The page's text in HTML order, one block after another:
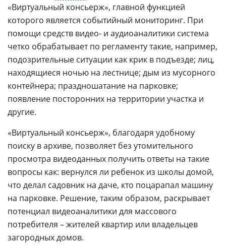
«Виртуальный консьерж», главной функцией
которого является событийный мониторинг. При
помощи средств видео- и аудиоаналитики система
четко обрабатывает по регламенту такие, например,
подозрительные ситуации как крик в подъезде; лиц,
находящиеся ночью на лестнице; дым из мусорного
контейнера; праздношатание на парковке;
появление посторонних на территории участка и
другие.
«Виртуальный консьерж», благодаря удобному
поиску в архиве, позволяет без утомительного
просмотра видеоданных получить ответы на такие
вопросы как: вернулся ли ребенок из школы домой,
что делал садовник на даче, кто поцарапал машину
на парковке. Решение, таким образом, раскрывает
потенциал видеоаналитики для массового
потребителя – жителей квартир или владельцев
загородных домов.